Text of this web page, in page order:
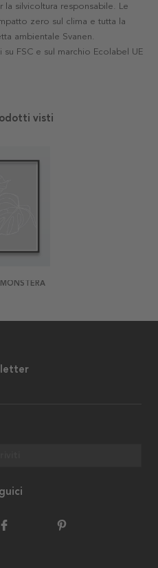
la silvicoltura responsabile. Le
zero sul clima e tutta la
ambientale Svanen.
FSC e sul marchio Ecolabel UE
visti